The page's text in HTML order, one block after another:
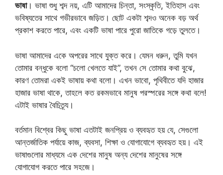
ভাষা। ভাষা শুধু শব্দ নয়, এটি আমাদের চিন্তা, সংস্কৃতি, ইতিহাস এবং
ভবিষ্যতের সাথে গভীরভাবে জড়িত। ছোট একটা শব্দও অনেক বড় অর্থ
প্রকাশ করতে পারে, এবং একটি ভাষা পারে পুরো জাতিকে গড়ে তুলতে।
ভাষা আমাদের একে অপরের সাথে যুক্ত করে। যেমন ধরুন, তুমি যখন
তোমার বন্ধুকে বলো “চলো খেলতে যাই”, তখন সে তোমার কথা বুঝে,
কারণ তোমরা একই ভাষায় কথা বলো। এখন ভাবো, পৃথিবীতে যদি হাজার
হাজার ভাষা থাকে, তাহলে কত রকমভাবে মানুষ পরস্পরের সঙ্গে কথা বলে!
এটাই ভাষার বৈচিত্র্য।
বর্তমান বিশ্বের কিছু ভাষা এতটাই জনপ্রিয় ও ব্যবহৃত হয় যে, সেগুলো
আন্তর্জাতিক পর্যায়ে কাজ, ব্যবসা, শিক্ষা ও যোগাযোগে ব্যবহৃত হয়। এই
ভাষাগুলোর মাধ্যমে এক দেশের মানুষ অন্য দেশের মানুষের সঙ্গে
যোগাযোগ করতে পারে সহজে।